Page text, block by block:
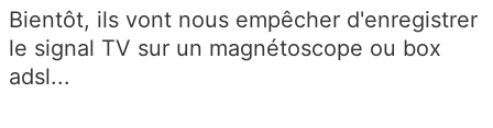
Bientôt, ils vont nous empêcher d'enregistrer
le signal TV sur un magnétoscope ou box
adsl...